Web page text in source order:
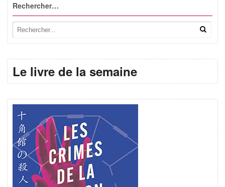
Rechercher…
Le livre de la semaine